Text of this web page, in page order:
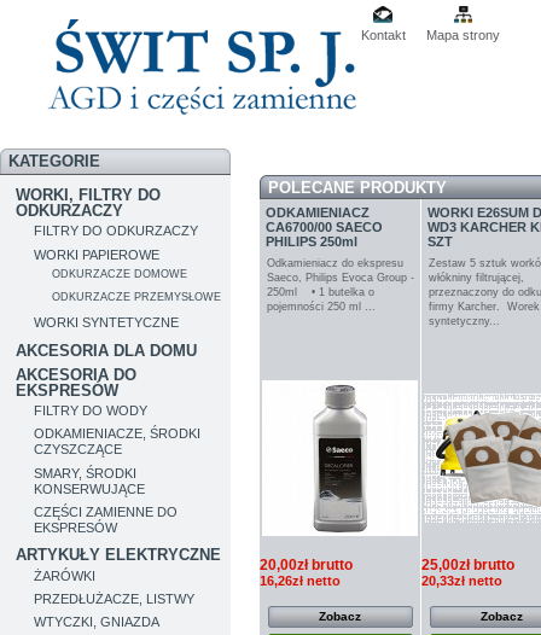
Kontakt Mapa strony
KATEGORIE
WORKI, FILTRY DO
ODKURZACZY
FILTRY DO ODKURZACZY
WORKI PAPIEROWE
ODKURZACZE DOMOWE
ODKURZACZE PRZEMYSŁOWE
WORKI SYNTETYCZNE
AKCESORIA DLA DOMU
AKCESORIA DO
EKSPRESÓW
FILTRY DO WODY
ODKAMIENIACZE, ŚRODKI
CZYSZCZĄCE
SMARY, ŚRODKI
KONSERWUJĄCE
CZĘŚCI ZAMIENNE DO
EKSPRESÓW
ARTYKUŁY ELEKTRYCZNE
ŻARÓWKI
PRZEDŁUŻACZE, LISTWY
WTYCZKI, GNIAZDA
POLECANE PRODUKTY
ODKAMIENIACZ
CA6700/00 SAECO
PHILIPS 250ml
Odkamieniacz do ekspresu
Saeco, Philips Evoca Group -
250ml • 1 butelka o
pojemności 250 ml ...
20,00zł brutto
16,26zł netto
Zobacz
WORKI E26SUM
WD3 KARCHER
SZT
Zestaw 5 sztuk
włókniny filtrującej,
przeznaczony do
firmy Karcher. Worek
syntetyczny...
25,00zł brutto
20,33zł netto
Zobacz